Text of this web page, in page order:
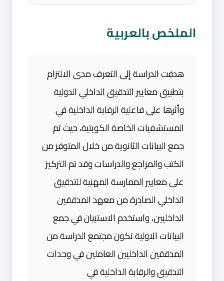
الملخص بالعربية
هدفت الدراسة إلى التعرف مدى الالتزام
بتطبيق معايير التدقيق الداخلي الدولية
وأثرها على فاعلية الرقابة الداخلية في
المستشفيات الخاصة الكويتية، حيث تم
جمع البيانات الثانوية من خلال المتوفر من
الكتب والمراجع والدراسات وقد تم التركيز
على معايير الممارسة المهنية للتدقيق
الداخلي الصادرة من معهد المدققين
الداخليين، واستخدم الاستبيان في جمع
البيانات الاولية تكون مجتمع الدراسة من
المدققين الداخليين العاملين في وحدات
التدقيق والرقابة الداخلية في